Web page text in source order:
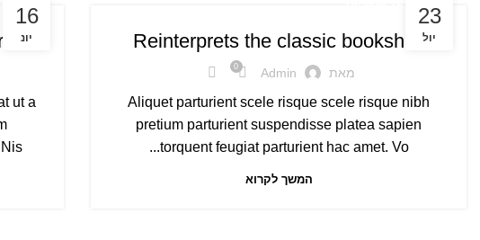
23
יולReinterprets the classic bookshelf
מאת Admin
0
Aliquet parturient scele risque scele risque nibh
pretium parturient suspendisse platea sapien
torquent feugiat parturient hac amet. Vo...
המשך לקרוא
16
יונ
ut a